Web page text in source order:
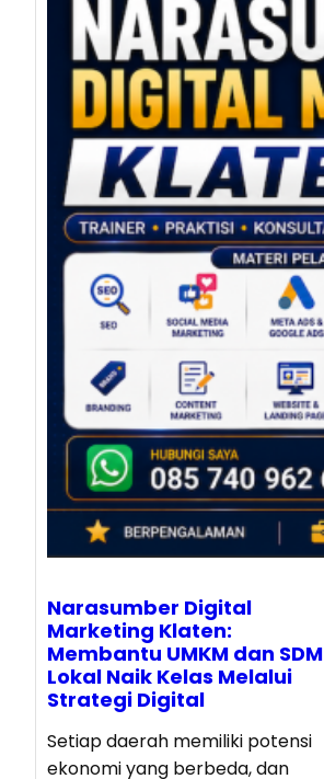
Narasumber Digital
Marketing Klaten:
Membantu UMKM dan SDM
Lokal Naik Kelas Melalui
Strategi Digital
Setiap daerah memiliki potensi
ekonomi yang berbeda, dan